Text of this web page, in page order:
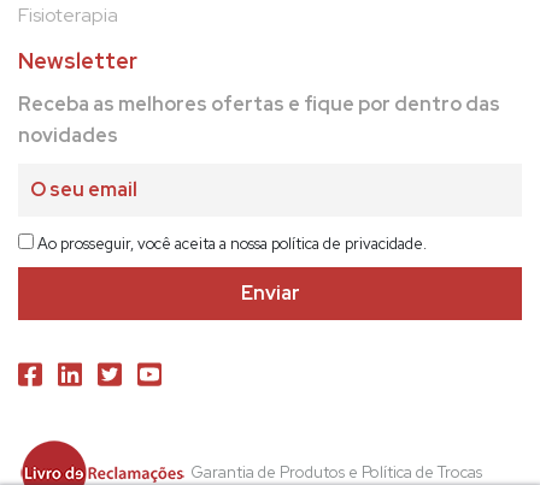
Fisioterapia
Newsletter
Receba as melhores ofertas e fique por dentro das
novidades
Ao prosseguir, você aceita a nossa política de privacidade.
Garantia de Produtos e Política de Trocas